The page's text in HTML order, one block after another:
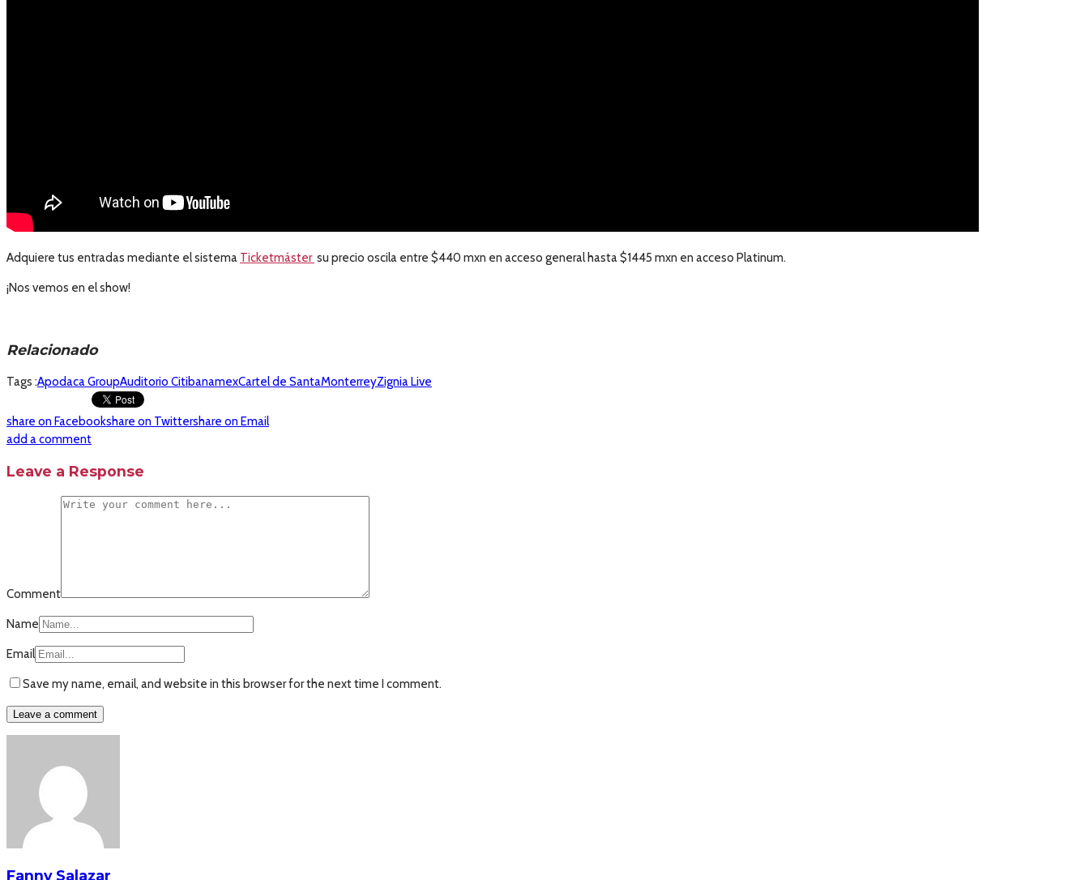
Adquiere tus entradas mediante el sistema Ticketmáster su precio oscila entre $440 mxn en acceso general hasta $1445 mxn en acceso Platinum.
¡Nos vemos en el show!
Relacionado
Tags :Apodaca GroupAuditorio CitibanamexCartel de SantaMonterreyZignia Live
share on Facebookshare on Twittershare on Email
add a comment
Leave a Response
Comment
Name
Email
Save my name, email, and website in this browser for the next time I comment.
Fanny Salazar